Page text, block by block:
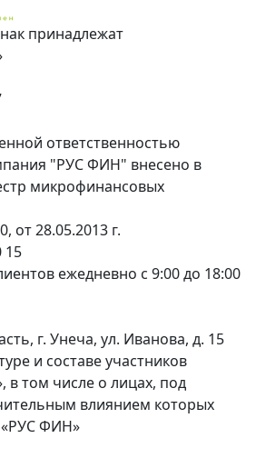
принадлежат
ответственностью
"РУС ФИН" внесено в
микрофинансовых
от 28.05.2013 г.
15
ежедневно с 9:00 до 18:00
г. Унеча, ул. Иванова, д. 15
и составе участников
том числе о лицах, под
влиянием которых
ФИН»